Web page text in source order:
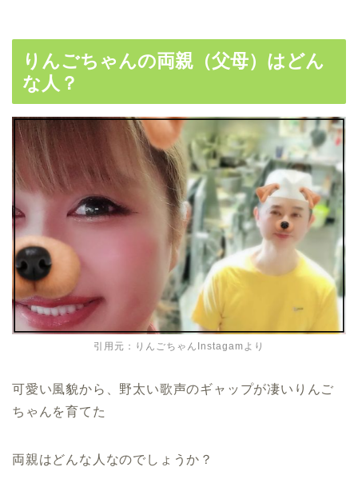
りんごちゃんの両親（父母）はどん
な人？
引用元：りんごちゃんInstagamより
可愛い風貌から、野太い歌声のギャップが凄いりんご
ちゃんを育てた
両親はどんな人なのでしょうか？